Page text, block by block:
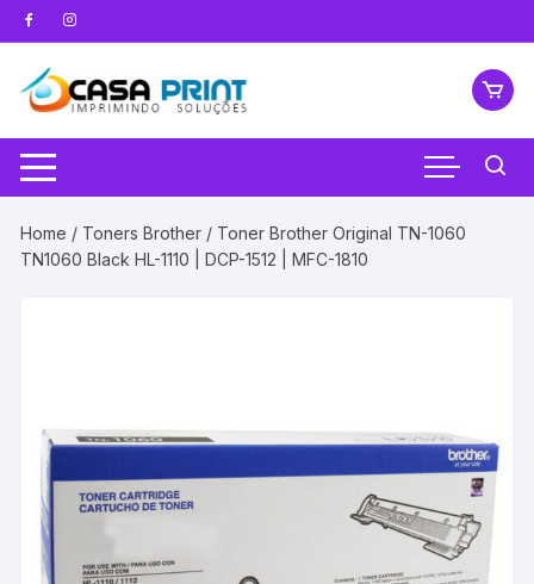
Pular
para
conteúdo
Home / Toners Brother / Toner Brother Original TN-1060
TN1060 Black HL-1110 | DCP-1512 | MFC-1810